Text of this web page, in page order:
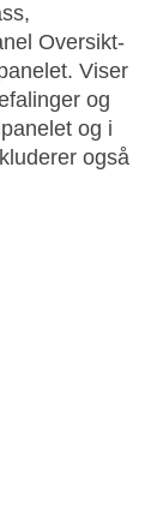
Oversikt-
Viser
og
og i
også